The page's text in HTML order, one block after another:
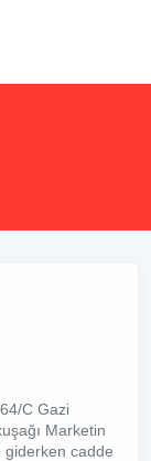
C Gazi
Marketin
giderken cadde